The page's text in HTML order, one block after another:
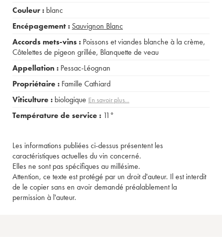
Couleur : blanc
Encépagement : Sauvignon Blanc
Accords mets-vins : Poissons et viandes blanche à la crème,
Côtelettes de pigeon grillée, Blanquette de veau
Appellation : Pessac-Léognan
Propriétaire : Famille Cathiard
Viticulture : biologique En savoir plus...
Température de service : 11°
Les informations publiées ci-dessus présentent les
caractéristiques actuelles du vin concerné.
Elles ne sont pas spécifiques au millésime.
Attention, ce texte est protégé par un droit d'auteur. Il est interdit
de le copier sans en avoir demandé préalablement la
permission à l'auteur.